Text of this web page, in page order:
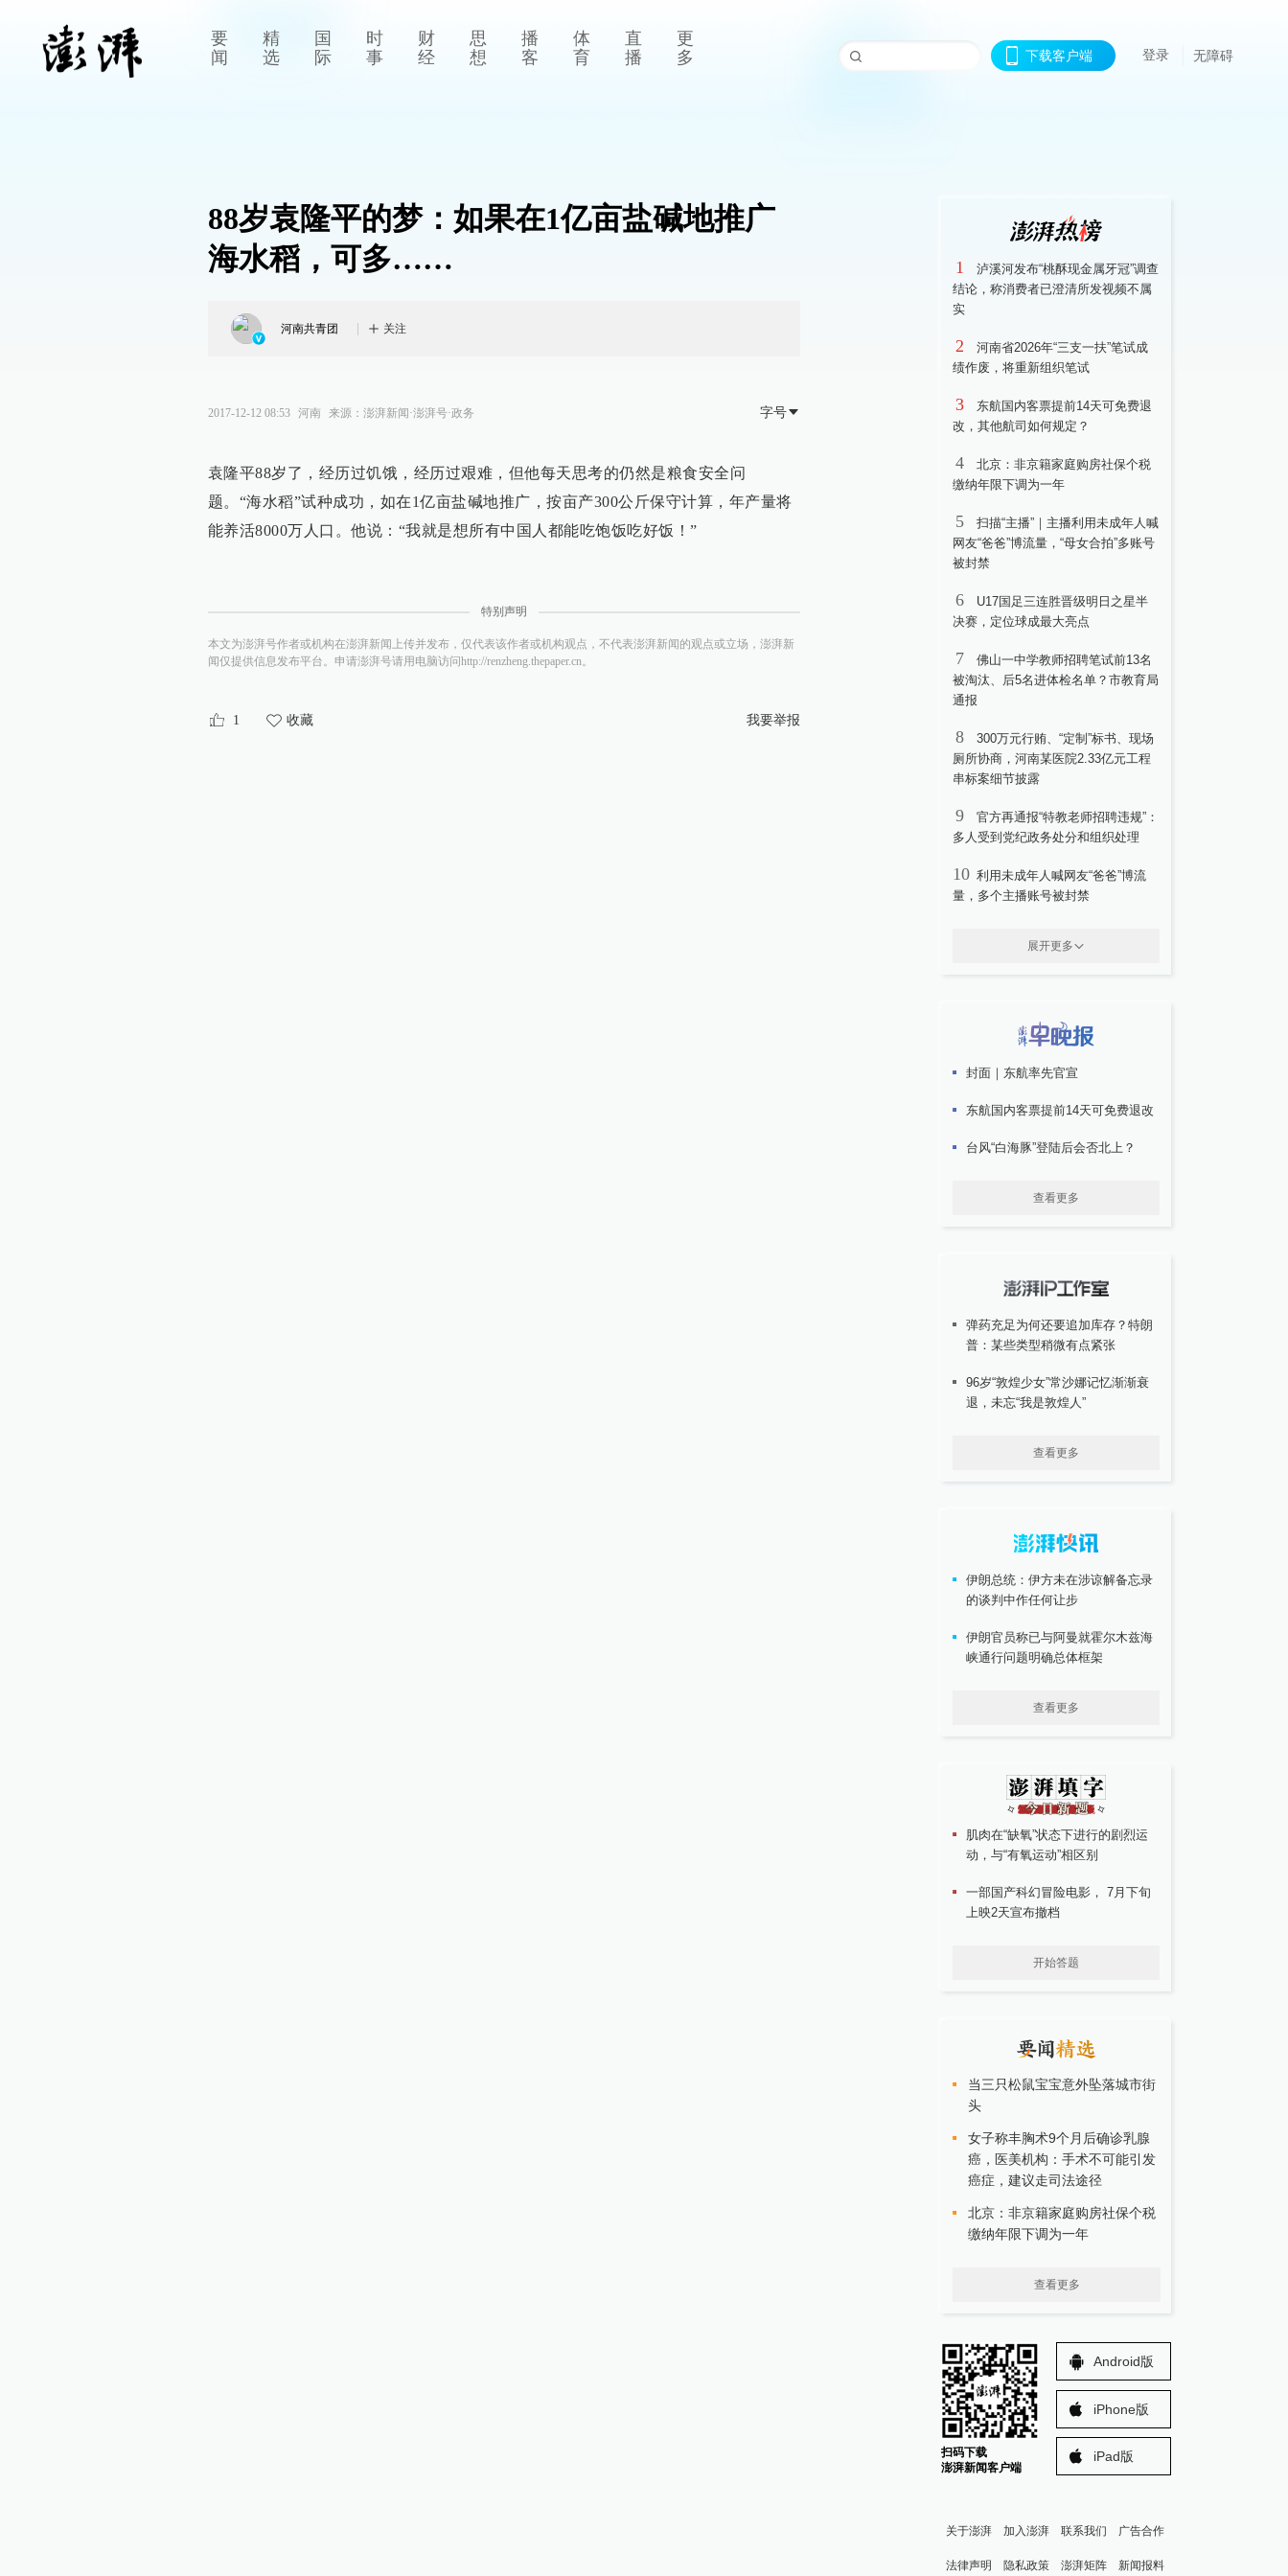
要
闻
精
选
国
际
时
事
财
经
思
想
播
客
体
育
直
播
更
多
下载客户端 登录 无障碍
88岁袁隆平的梦：如果在1亿亩盐碱地推广
海水稻，可多……
河南共青团 关注
2017-12-12 08:53 河南 来源： 澎湃新闻·澎湃号·政务 字号
袁隆平88岁了，经历过饥饿，经历过艰难，但他每天思考的仍然是粮食安全问
题。“海水稻”试种成功，如在1亿亩盐碱地推广，按亩产300公斤保守计算，年产量将
能养活8000万人口。他说：“我就是想所有中国人都能吃饱饭吃好饭！”
特别声明
本文为澎湃号作者或机构在澎湃新闻上传并发布，仅代表该作者或机构观点，不代表澎湃新闻的观点或立场，澎湃新
闻仅提供信息发布平台。申请澎湃号请用电脑访问http://renzheng.thepaper.cn。
1 收藏 我要举报
1
泸溪河发布“桃酥现金属牙冠”调查
结论，称消费者已澄清所发视频不属
实
2
河南省2026年“三支一扶”笔试成
绩作废，将重新组织笔试
3
东航国内客票提前14天可免费退
改，其他航司如何规定？
4
北京：非京籍家庭购房社保个税
缴纳年限下调为一年
5
扫描“主播”｜主播利用未成年人喊
网友“爸爸”博流量，“母女合拍”多账号
被封禁
6
U17国足三连胜晋级明日之星半
决赛，定位球成最大亮点
7
佛山一中学教师招聘笔试前13名
被淘汰、后5名进体检名单？市教育局
通报
8
300万元行贿、“定制”标书、现场
厕所协商，河南某医院2.33亿元工程
串标案细节披露
9
官方再通报“特教老师招聘违规”：
多人受到党纪政务处分和组织处理
10 利用未成年人喊网友“爸爸”博流
量，多个主播账号被封禁
展开更多
封面｜东航率先官宣
东航国内客票提前14天可免费退改
台风“白海豚”登陆后会否北上？
查看更多
弹药充足为何还要追加库存？特朗
普：某些类型稍微有点紧张
96岁“敦煌少女”常沙娜记忆渐渐衰
退，未忘“我是敦煌人”
查看更多
伊朗总统：伊方未在涉谅解备忘录
的谈判中作任何让步
伊朗官员称已与阿曼就霍尔木兹海
峡通行问题明确总体框架
查看更多
肌肉在“缺氧”状态下进行的剧烈运
动，与“有氧运动”相区别
一部国产科幻冒险电影， 7月下旬
上映2天宣布撤档
开始答题
当三只松鼠宝宝意外坠落城市街
头
女子称丰胸术9个月后确诊乳腺
癌，医美机构：手术不可能引发
癌症，建议走司法途径
北京：非京籍家庭购房社保个税
缴纳年限下调为一年
查看更多
扫码下载
澎湃新闻客户端
Android版
iPhone版
iPad版
关于澎湃 加入澎湃 联系我们 广告合作
法律声明 隐私政策 澎湃矩阵 新闻报料